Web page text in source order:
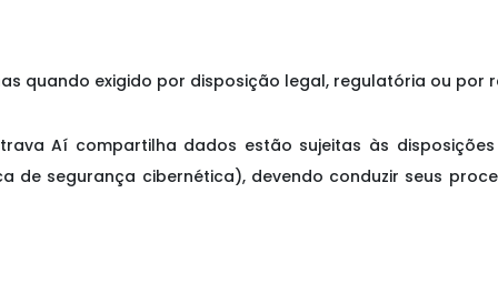
quando exigido por disposição legal, regulatória ou por
Aí compartilha dados estão sujeitas às disposições
de segurança cibernética), devendo conduzir seus